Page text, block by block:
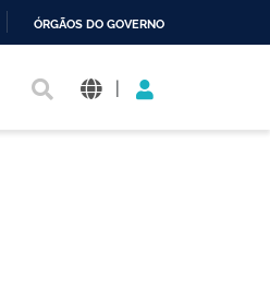
ÓRGÃOS DO GOVERNO
|